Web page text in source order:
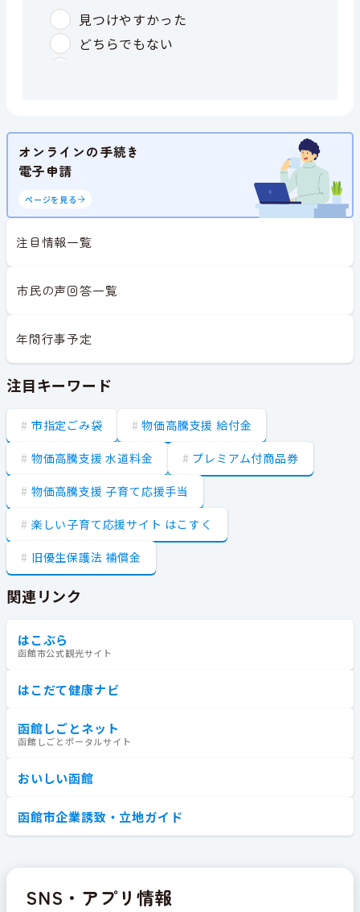
オンラインの手続き
電子申請
ページを見る
注目情報一覧
市民の声回答一覧
年間行事予定
注目キーワード
市指定ごみ袋 物価高騰支援 給付金
物価高騰支援 水道料金 プレミアム付商品券
物価高騰支援 子育て応援手当
楽しい子育て応援サイト はこすく
旧優生保護法 補償金
関連リンク
はこぶら
函館市公式観光サイト
はこだて健康ナビ
函館しごとネット
函館しごとポータルサイト
おいしい函館
函館市企業誘致・立地ガイド
SNS・アプリ情報